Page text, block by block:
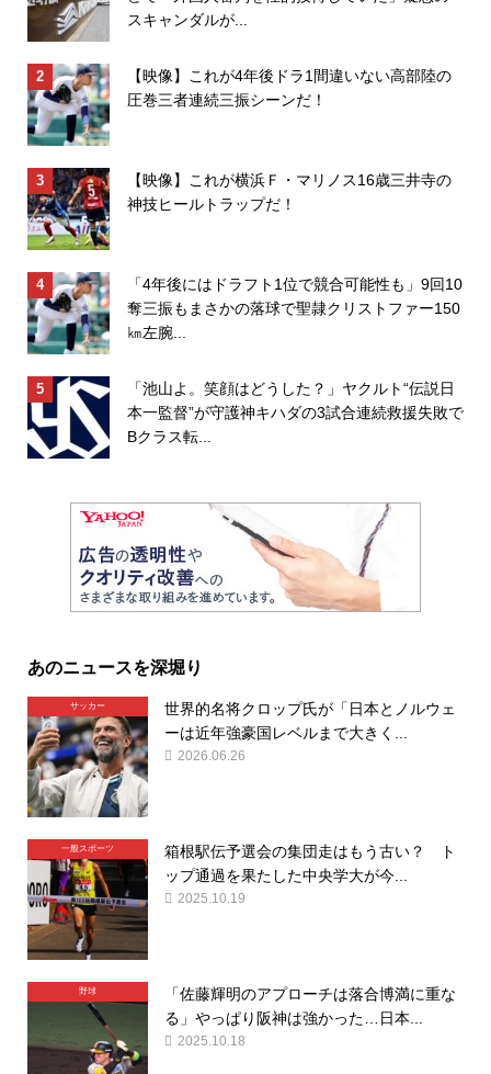
スキャンダルが...
【映像】これが4年後ドラ1間違いない高部陸の
圧巻三者連続三振シーンだ！
【映像】これが横浜Ｆ・マリノス16歳三井寺の
神技ヒールトラップだ！
「4年後にはドラフト1位で競合可能性も」9回10
奪三振もまさかの落球で聖隷クリストファー150
㎞左腕...
「池山よ。笑顔はどうした？」ヤクルト“伝説日
本一監督”が守護神キハダの3試合連続救援失敗で
Bクラス転...
あのニュースを深堀り
サッカー
世界的名将クロップ氏が「日本とノルウェ
ーは近年強豪国レベルまで大きく...
2026.06.26
一般スポーツ
箱根駅伝予選会の集団走はもう古い？ ト
ップ通過を果たした中央学大が今...
2025.10.19
野球
「佐藤輝明のアプローチは落合博満に重な
る」やっぱり阪神は強かった…日本...
2025.10.18